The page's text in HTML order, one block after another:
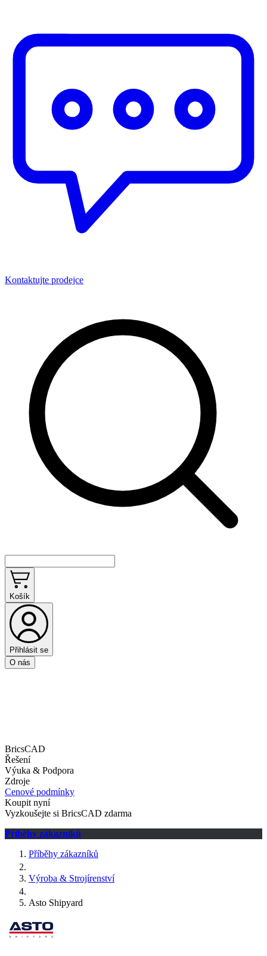
Kontaktujte prodejce
Košík
Přihlásit se
O nás
BricsCAD
Řešení
Výuka & Podpora
Zdroje
Cenové podmínky
Koupit nyní
Vyzkoušejte si BricsCAD zdarma
Příběhy zákazníků
Příběhy zákazníků
Výroba & Strojírenství
Asto Shipyard